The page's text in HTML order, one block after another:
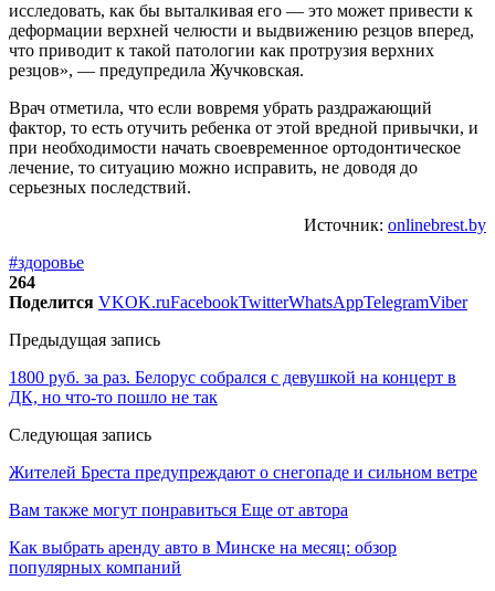
исследовать, как бы выталкивая его — это может привести к
деформации верхней челюсти и выдвижению резцов вперед,
что приводит к такой патологии как протрузия верхних
резцов», — предупредила Жучковская.
Врач отметила, что если вовремя убрать раздражающий
фактор, то есть отучить ребенка от этой вредной привычки, и
при необходимости начать своевременное ортодонтическое
лечение, то ситуацию можно исправить, не доводя до
серьезных последствий.
Источник: onlinebrest.by
#здоровье
264
Поделится VKOK.ruFacebookTwitterWhatsAppTelegramViber
Предыдущая запись
1800 руб. за раз. Белорус собрался с девушкой на концерт в
ДК, но что-то пошло не так
Следующая запись
Жителей Бреста предупреждают о снегопаде и сильном ветре
Вам также могут понравиться Еще от автора
Как выбрать аренду авто в Минске на месяц: обзор
популярных компаний